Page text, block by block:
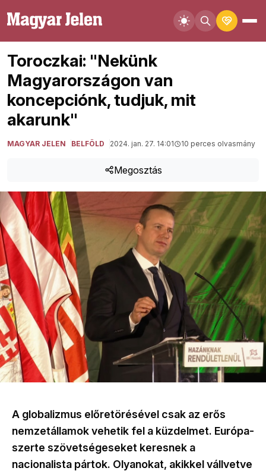
Toroczkai: "Nekünk
Magyarországon van
koncepciónk, tudjuk, mit
akarunk"
MAGYAR JELEN BELFÖLD 2024. jan. 27. 14:01 10 perces olvasmány
Megosztás
A globalizmus előretörésével csak az erős
nemzetállamok vehetik fel a küzdelmet. Európa-
szerte szövetségeseket keresnek a
nacionalista pártok. Olyanokat, akikkel vállvetve